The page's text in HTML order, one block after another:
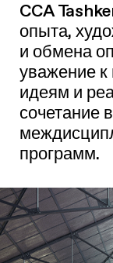
CCA
опыта,
и обмена
уважение
идеям и
сочетание
программ.